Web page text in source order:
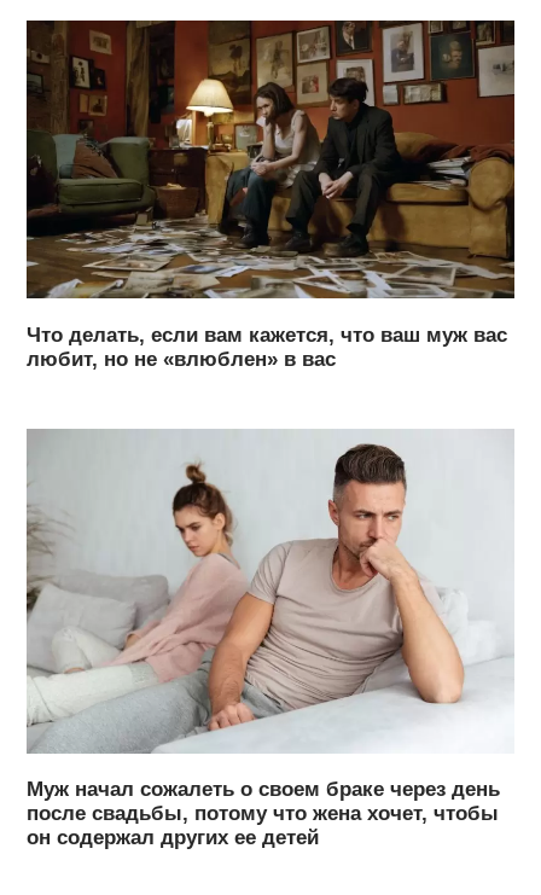
Что делать, если вам кажется, что ваш муж вас
любит, но не «влюблен» в вас
Муж начал сожалеть о своем браке через день
после свадьбы, потому что жена хочет, чтобы
он содержал других ее детей